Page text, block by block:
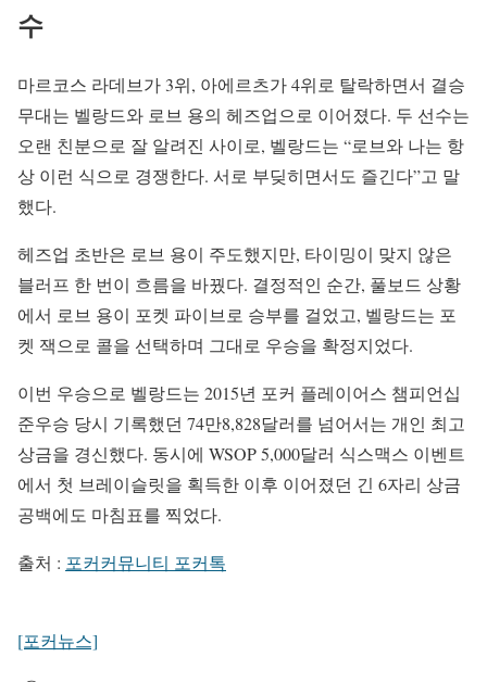
수
마르코스 라데브가 3위, 아에르츠가 4위로 탈락하면서 결승
무대는 벨랑드와 로브 용의 헤즈업으로 이어졌다. 두 선수는
오랜 친분으로 잘 알려진 사이로, 벨랑드는 “로브와 나는 항
상 이런 식으로 경쟁한다. 서로 부딪히면서도 즐긴다”고 말
했다.
헤즈업 초반은 로브 용이 주도했지만, 타이밍이 맞지 않은
블러프 한 번이 흐름을 바꿨다. 결정적인 순간, 풀보드 상황
에서 로브 용이 포켓 파이브로 승부를 걸었고, 벨랑드는 포
켓 잭으로 콜을 선택하며 그대로 우승을 확정지었다.
이번 우승으로 벨랑드는 2015년 포커 플레이어스 챔피언십
준우승 당시 기록했던 74만8,828달러를 넘어서는 개인 최고
상금을 경신했다. 동시에 WSOP 5,000달러 식스맥스 이벤트
에서 첫 브레이슬릿을 획득한 이후 이어졌던 긴 6자리 상금
공백에도 마침표를 찍었다.
출처 : 포커커뮤니티 포커톡
[포커뉴스]